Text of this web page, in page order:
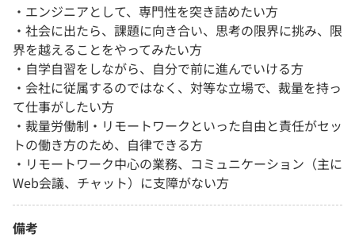
・エンジニアとして、専門性を突き詰めたい方
・社会に出たら、課題に向き合い、思考の限界に挑み、限
界を越えることをやってみたい方
・自学自習をしながら、自分で前に進んでいける方
・会社に従属するのではなく、対等な立場で、裁量を持っ
て仕事がしたい方
・裁量労働制・リモートワークといった自由と責任がセッ
トの働き方のため、自律できる方
・リモートワーク中心の業務、コミュニケーション（主に
Web会議、チャット）に支障がない方
備考